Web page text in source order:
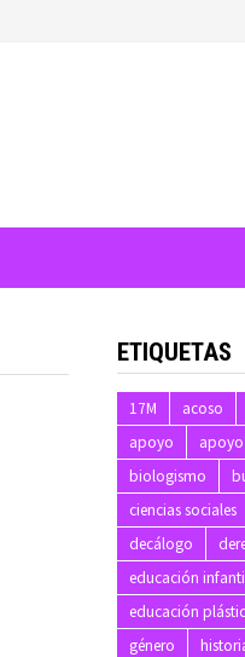
ETIQUETAS
17M acoso
apoyo
biologismo
ciencias sociales
decálogo
educación
educación
género